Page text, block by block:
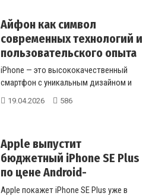
Айфон как символ
современных технологий и
пользовательского опыта
iPhone — это высококачественный
смартфон с уникальным дизайном и
мощными функциями, который об...
19.04.2026 586
Apple выпустит
бюджетный iPhone SE Plus
по цене Android-
смартфона
Apple покажет iPhone SE Plus уже в